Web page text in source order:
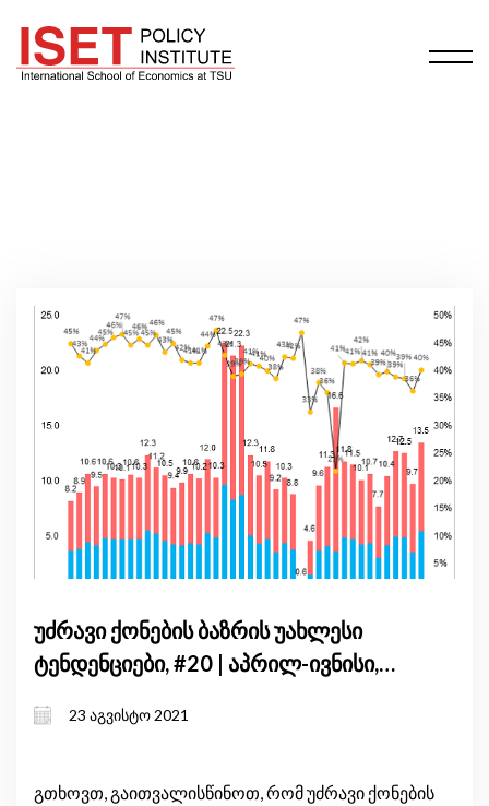
უძრავი ქონების ბაზრის უახლესი
ტენდენციები, #20 | აპრილ-ივნისი,
23 აგვისტო 2021
გთხოვთ, გაითვალისწინოთ, რომ უძრავი ქონების